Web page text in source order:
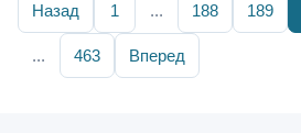
Назад 1 ... 188 189
... 463 Вперед